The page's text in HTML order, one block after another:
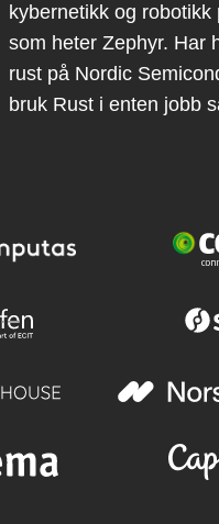
kybernetikk og
som heter Zephyr. Har
rust på Nordic
bruk Rust i enten jobb